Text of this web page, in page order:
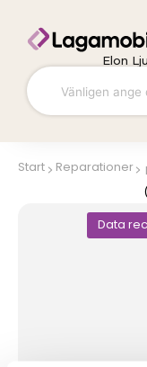
innehåll
Elon
Start Reparationer
Data